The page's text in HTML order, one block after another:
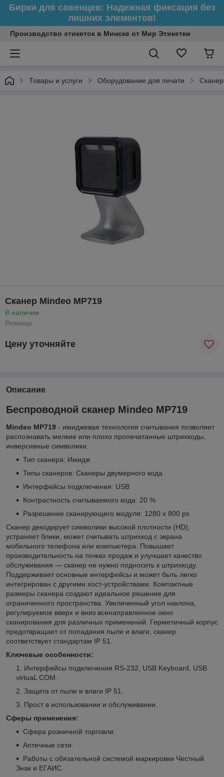
Бирки для саженцев: Надежная фиксация без
лишних элементов!
Производство этикеток в Минске от Мир Этикетки
Товары и услуги Оборудование для печати
Сканер Mindeo MP719
В наличии
Розница
Цену уточняйте
Описание
Беспроводной сканер Mindeo MP719
Mindeo MP719 - имиджевая технология считывания позволяет
распознавать мелкие или плохо пропечатанные штрихкоды,
инверсивные символики.
Тип сканера: Имидж
Типы сканеров: Сканеры двумерного кода
Интерфейсы подключения: USB
Контрастность считываемого кода: 20 %
Разрешение сканирующего модуля: 1280 x 800 px
Сканер декодирует символики высокой плотности (HD),
устраняет блики, может считывать штрихкод с экрана
мобильного телефона или компьютера. Повышает
производительность на точках продаж и улучшает качество
обслуживания — сканер не нужно подносить к штрихкоду.
Поддерживает основные интерфейсы и может быть легко
интегрирован с другими хост-устройствами. Компактные
размеры сканера создают идеальное решение для
ограниченного пространства. Увеличенный угол наклона,
регулируемое вверх и вниз всенаправленное окно
сканирования для различных применений. Герметичный корпус
предотвращает от попадания пыли и влаги, сканер
соответствует стандартам IP 51.
Ключевые особенности:
Интерфейсы подключения RS-232, USB Keyboard, USB
virtuaL COM.
Защита от пыли и влаги IP 51.
Прост в использовании и обслуживании.
Сферы применения:
Сфера розничной торговли.
Аптечные сети.
Работы с обязательной системой маркировки Честный
Знак и ЕГАИС.